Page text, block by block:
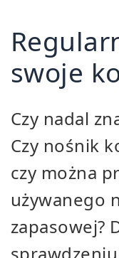
swoje
Czy nadal
Czy nośnik
czy można
używanego
zapasowej?